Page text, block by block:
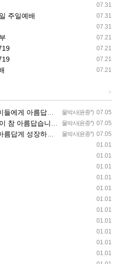
07.31
07.31
주일예배
07.31
07.21
07.21
07.21
07.21
+
물박사(윤종*) 07.05
이어지길 축복합니다
물박사(윤종*) 07.05
사랑이 늘 함께하길 기도합니다
물박사(윤종*) 07.05
등부가 되길 응원합니다
01.01
01.01
01.01
01.01
01.01
01.01
01.01
01.01
01.01
01.01
01.01